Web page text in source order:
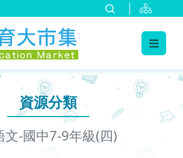
資源分類
文-國中7-9年級(四)